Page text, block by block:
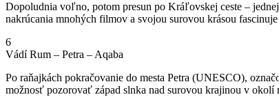
Dopoludnia voľno, potom presun po Kráľovskej ceste –
nakrúcania mnohých filmov a svojou surovou krásou
6
Vádí Rum – Petra – Aqaba
Po raňajkách pokračovanie do mesta Petra (UNESCO),
možnosť pozorovať západ slnka nad surovou krajinou v okolí